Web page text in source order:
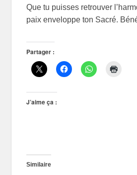
Que tu puisses retrouver
paix enveloppe ton Sacré.
Partager :
J’aime ça :
Similaire